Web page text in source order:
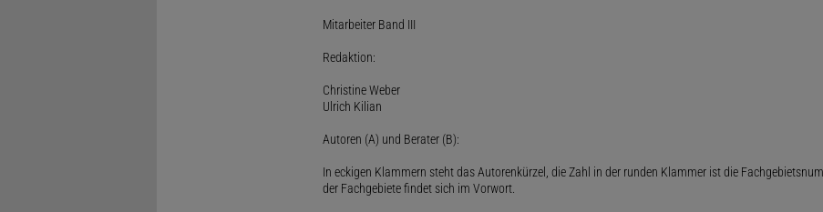
Mitarbeiter Band III
Redaktion:
Christine Weber
Ulrich Kilian
Autoren (A) und Berater (B):
In eckigen Klammern steht das Autorenkürzel, die Zahl in der runden Klammer ist die
der Fachgebiete findet sich im Vorwort.